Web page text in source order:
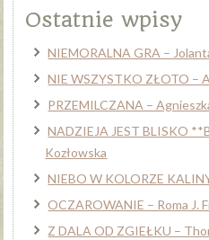
Ostatnie wpisy
NIEMORALNA GRA –
NIE WSZYSTKO ZŁOTO –
PRZEMILCZANA –
NADZIEJA JEST BLISKO
Kozłowska
NIEBO W KOLORZE
OCZAROWANIE – Roma J.
Z DALA OD ZGIEŁKU –